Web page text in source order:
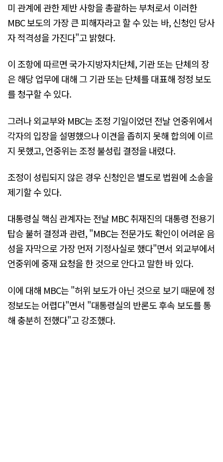
미 관계에 관한 제반 사항을 총괄하는 부처로서 이러한
MBC 보도의 가장 큰 피해자라고 할 수 있는 바, 신청인 당사
자 적격성을 가진다"고 밝혔다.
이 조항에 따르면 국가·지방자치단체, 기관 또는 단체의 장
은 해당 업무에 대해 그 기관 또는 단체를 대표해 정정 보도
를 청구할 수 있다.
그러나 외교부와 MBC는 조정 기일이었던 전날 언중위에서
각자의 입장을 설명했으나 이견을 좁히지 못해 합의에 이르
지 못했고, 언중위는 조정 불성립 결정을 내렸다.
조정이 성립되지 않은 경우 신청인은 별도로 법원에 소송을
제기할 수 있다.
대통령실 핵심 관계자는 전날 MBC 취재진의 대통령 전용기
탑승 불허 결정과 관련, "MBC는 전문가도 확인이 어려운 음
성을 자막으로 가장 먼저 기정사실로 했다"면서 외교부에서
언중위에 중재 요청을 한 것으로 안다고 말한 바 있다.
이에 대해 MBC는 "허위 보도가 아닌 것으로 보기 때문에 정
정보도는 어렵다"면서 "대통령실의 반론도 후속 보도를 통
해 충분히 전했다"고 강조했다.